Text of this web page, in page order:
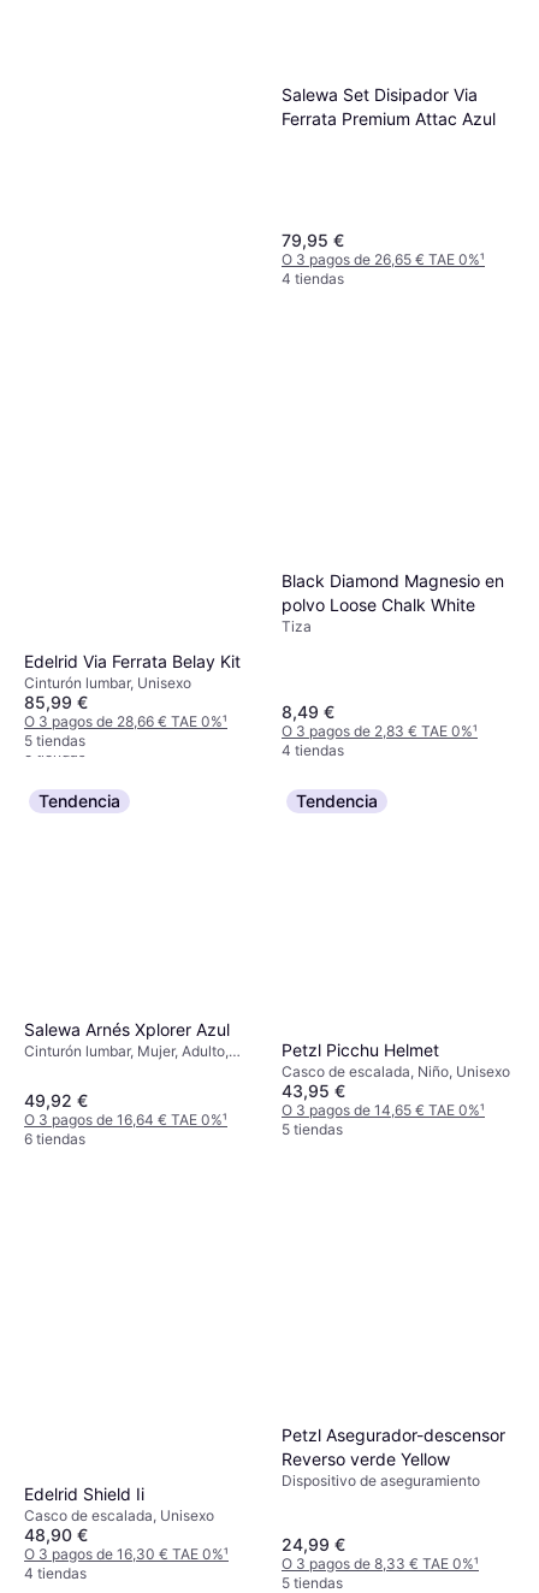
Quickdraw 12 cm
Mosquetón rápido
14,95 €
O 3 pagos de 4,98 € TAE 0%¹
5 tiendas
Salewa Set Disipador Via
Ferrata Premium Attac Azul
79,95 €
O 3 pagos de 26,65 € TAE 0%¹
4 tiendas
Edelrid Via Ferrata Belay Kit
Cinturón lumbar, Unisexo
85,99 €
O 3 pagos de 28,66 € TAE 0%¹
5 tiendas
Black Diamond Magnesio en
polvo Loose Chalk White
Tiza
8,49 €
O 3 pagos de 2,83 € TAE 0%¹
4 tiendas
Tendencia
Salewa Arnés Xplorer Azul
Cinturón lumbar, Mujer, Adulto,
49,92 €
O 3 pagos de 16,64 € TAE 0%¹
6 tiendas
Tendencia
Petzl Picchu Helmet
Casco de escalada, Niño, Unisexo
43,95 €
O 3 pagos de 14,65 € TAE 0%¹
5 tiendas
Edelrid Shield Ii
Casco de escalada, Unisexo
48,90 €
O 3 pagos de 16,30 € TAE 0%¹
4 tiendas
Petzl Asegurador-descensor
Reverso verde Yellow
Dispositivo de aseguramiento
24,99 €
O 3 pagos de 8,33 € TAE 0%¹
5 tiendas